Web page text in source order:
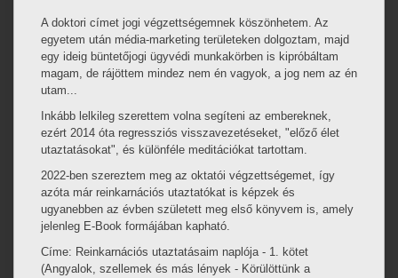
A doktori címet jogi végzettségemnek köszönhetem. Az
egyetem után média-marketing területeken dolgoztam, majd
egy ideig büntetőjogi ügyvédi munkakörben is kipróbáltam
magam, de rájöttem mindez nem én vagyok, a jog nem az én
utam...
Inkább lelkileg szerettem volna segíteni az embereknek,
ezért 2014 óta regressziós visszavezetéseket, "előző élet
utaztatásokat", és különféle meditációkat tartottam.
2022-ben szereztem meg az oktatói végzettségemet, így
azóta már reinkarnációs utaztatókat is képzek és
ugyanebben az évben született meg első könyvem is, amely
jelenleg E-Book formájában kapható.
Címe: Reinkarnációs utaztatásaim naplója - 1. kötet
(Angyalok, szellemek és más lények - Körülöttünk a